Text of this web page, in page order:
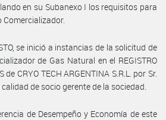
en su Subanexo I los requisitos para
se inició a instancias de la solicitud de
de Gas Natural en el REGISTRO
de CRYO TECH ARGENTINA S.R.L. por Sr.
de socio gerente de la sociedad.
de Desempeño y Economía de este